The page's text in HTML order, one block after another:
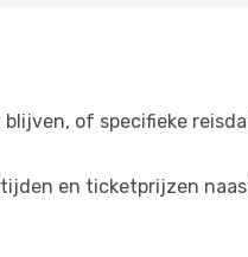
of specifieke
en ticketprijzen